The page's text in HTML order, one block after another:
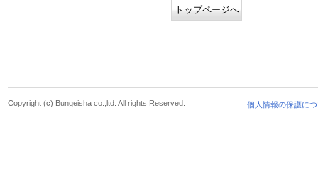
トップページへ
個人情報の保護に
Copyright (c) Bungeisha co.,ltd. All rights Reserved.